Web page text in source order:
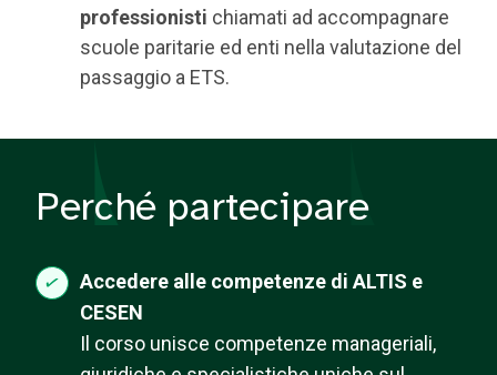
professionisti chiamati ad accompagnare
scuole paritarie ed enti nella valutazione del
passaggio a ETS.
Perché partecipare
Accedere alle competenze di ALTIS e
CESEN
Il corso unisce competenze manageriali,